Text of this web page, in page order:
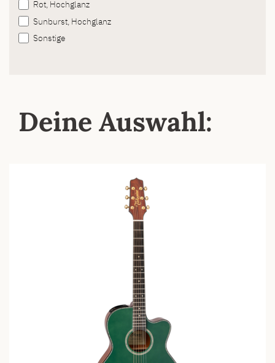
Rot, Hochglanz
Sunburst, Hochglanz
Sonstige
Deine Auswahl: